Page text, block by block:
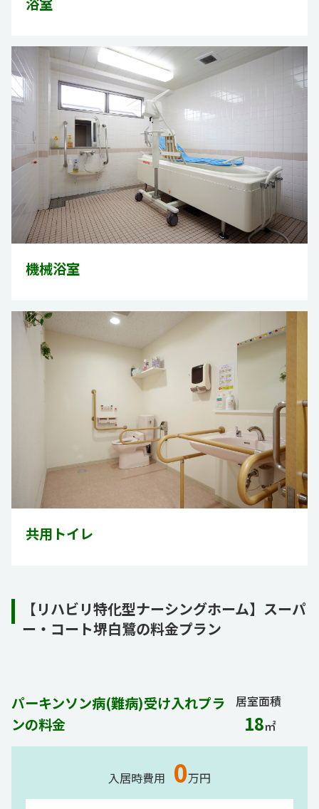
機械浴室
共用トイレ
【リハビリ特化型ナーシングホーム】スーパ
ー・コート堺白鷺の料金プラン
パーキンソン病(難病)受け入れプラ
ンの料金
居室面積
18㎡
入居時費用 0万円